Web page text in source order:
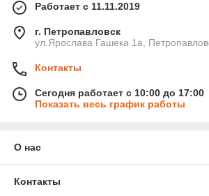
Работает с 11.11.2019
г. Петропавловск
ул.Ярослава Гашека 1а,
Контакты
Сегодня работает с 10:00 до 17:00
Показать весь график работы
О нас
Контакты